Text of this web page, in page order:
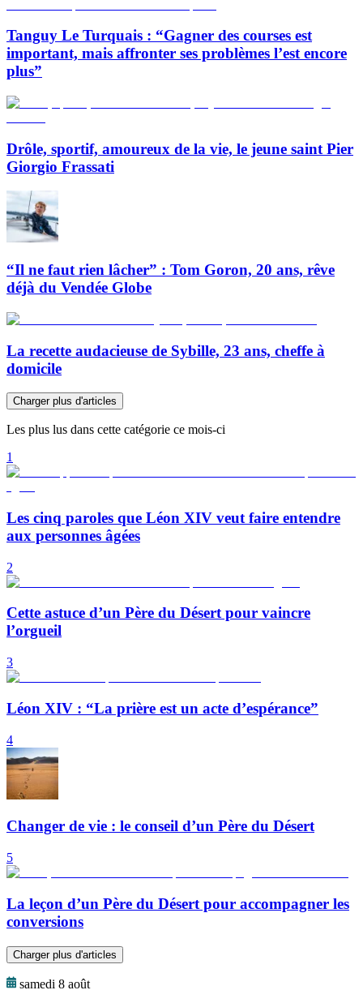
Tanguy Le Turquais : “Gagner des courses est
important, mais affronter ses problèmes l’est encore
plus”
Drôle, sportif, amoureux de la vie, le jeune saint Pier
Giorgio Frassati
“Il ne faut rien lâcher” : Tom Goron, 20 ans, rêve
déjà du Vendée Globe
La recette audacieuse de Sybille, 23 ans, cheffe à
domicile
Charger plus d'articles
Les plus lus dans cette catégorie ce mois-ci
1
Les cinq paroles que Léon XIV veut faire entendre
aux personnes âgées
2
Cette astuce d’un Père du Désert pour vaincre
l’orgueil
3
Léon XIV : “La prière est un acte d’espérance”
4
Changer de vie : le conseil d’un Père du Désert
5
La leçon d’un Père du Désert pour accompagner les
conversions
Charger plus d'articles
samedi 8 août